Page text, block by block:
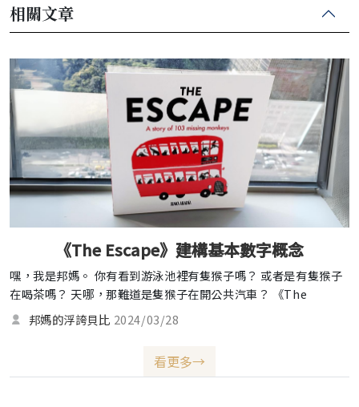
相關文章
《The Escape》建構基本數字概念
嘿，我是邦媽。 你有看到游泳池裡有隻猴子嗎？ 或者是有隻猴子
在喝茶嗎？ 天哪，那難道是隻猴子在開公共汽車？ 《The
Escape: A Story of 103 Missing Monkeys》這本書把我們帶進
了一場有趣的冒險，裡面有103隻猴子從動物園逃出，展開了一場
邦媽的浮誇貝比 2024/03/28
看更多→